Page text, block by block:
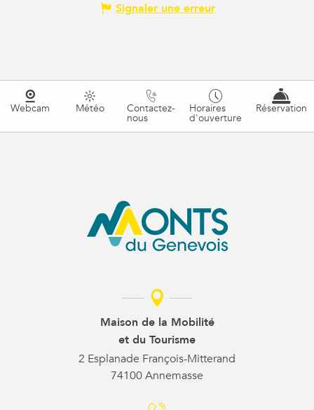
Signaler une erreur
Webcam Météo Contactez-
nous
Horaires
d'ouverture
Réservation
Maison de la Mobilité
et du Tourisme
2 Esplanade François-Mitterand
74100 Annemasse